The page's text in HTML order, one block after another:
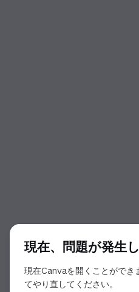
現在、問題が発生
現在Canvaを開くことができ
てやり直してください。